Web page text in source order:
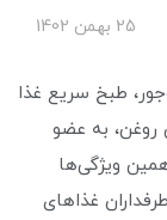
25 بهمن 1402
طبخ سریع غذا
روغن، به عضو
ویژگی‌ها
غذاهای